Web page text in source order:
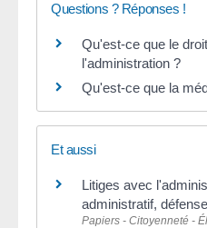
Questions ? Réponses !
Qu'est-ce que le
l'administration ?
Qu'est-ce que la
Et aussi
Litiges avec
administratif,
Papiers - Citoyenneté -